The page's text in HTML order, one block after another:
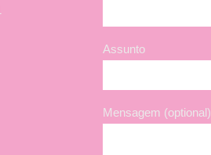
Assunto
Mensagem (optional)